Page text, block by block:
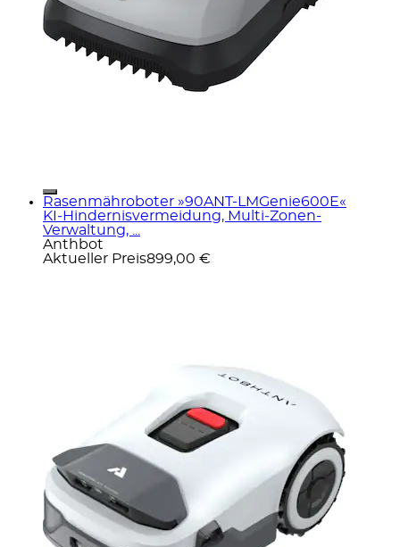
Rasenmähroboter »90ANT-LMGenie600E«
KI‑Hindernisvermeidung, Multi‑Zonen-
Verwaltung, ...
Anthbot
Aktueller Preis899,00 €